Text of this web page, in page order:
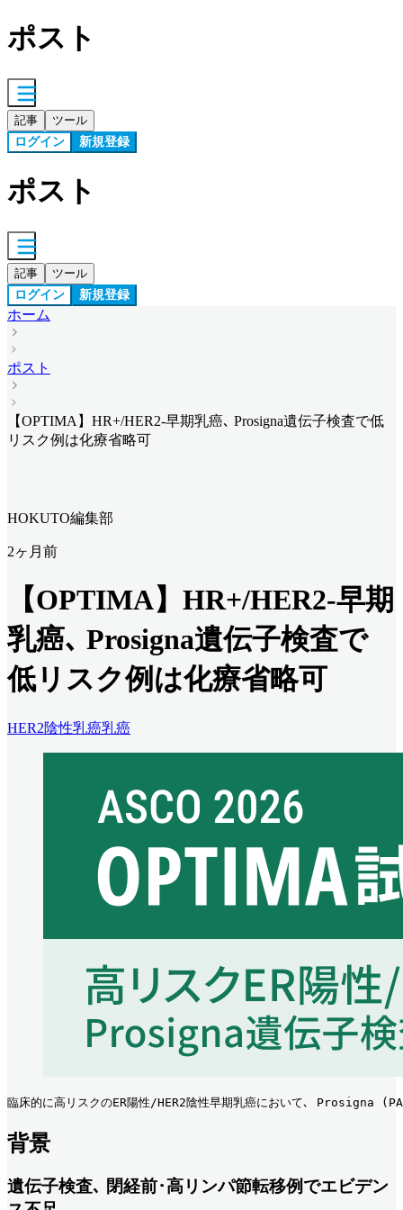
ポスト
記事 ツール
ログイン 新規登録
ポスト
記事 ツール
ログイン 新規登録
ホーム
ポスト
【OPTIMA】HR+/HER2-早期乳癌､ Prosigna遺伝子検査で低
リスク例は化療省略可
HOKUTO編集部
2ヶ月前
【OPTIMA】HR+/HER2-早期
乳癌､ Prosigna遺伝子検査で
低リスク例は化療省略可
HER2陰性乳癌乳癌
臨床的に高リスクのER陽性/HER2陰性早期乳癌において､
背景
遺伝子検査､ 閉経前･高リンパ節転移例でエビデン